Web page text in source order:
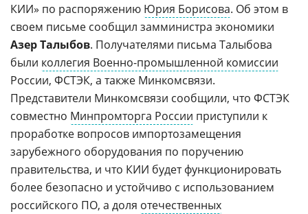
КИИ» по распоряжению Юрия Борисова. Об этом в
своем письме сообщил замминистра экономики
Азер Талыбов. Получателями письма Талыбова
были коллегия Военно-промышленной комиссии
России, ФСТЭК, а также Минкомсвязи.
Представители Минкомсвязи сообщили, что ФСТЭК
совместно Минпромторга России приступили к
проработке вопросов импортозамещения
зарубежного оборудования по поручению
правительства, и что КИИ будет функционировать
более безопасно и устойчиво с использованием
российского ПО, а доля отечественных